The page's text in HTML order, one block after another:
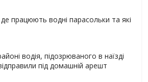
працюють водні парасольки та які
водія, підозрюваного в наїзді
під домашній арешт